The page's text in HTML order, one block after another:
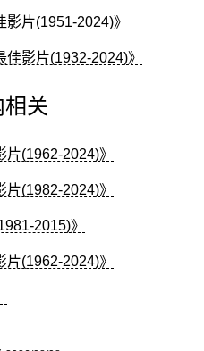
影片(1951-2024)》
佳影片(1932-2024)》
相关
片(1962-2024)》
片(1982-2024)》
2015)》
片(1962-2024)》